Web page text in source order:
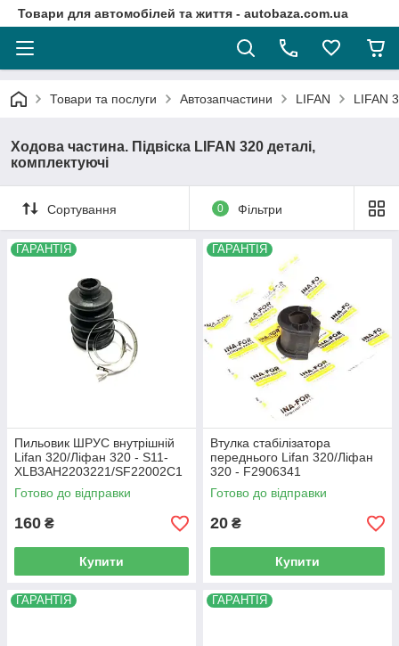
Товари для автомобілей та життя - autobaza.com.ua
Товари та послуги Автозапчастини LIFAN LIFAN
Ходова частина. Підвіска LIFAN 320 деталі,
комплектуючі
Сортування 0 Фільтри
ГАРАНТІЯ
Пильовик ШРУС внутрішній
Lifan 320/Ліфан 320 - S11-
XLB3AH2203221/SF22002C1
Готово до відправки
160 ₴
Купити
ГАРАНТІЯ
Втулка стабілізатора
переднього Lifan 320/Ліфан
320 - F2906341
Готово до відправки
20 ₴
Купити
ГАРАНТІЯ ГАРАНТІЯ